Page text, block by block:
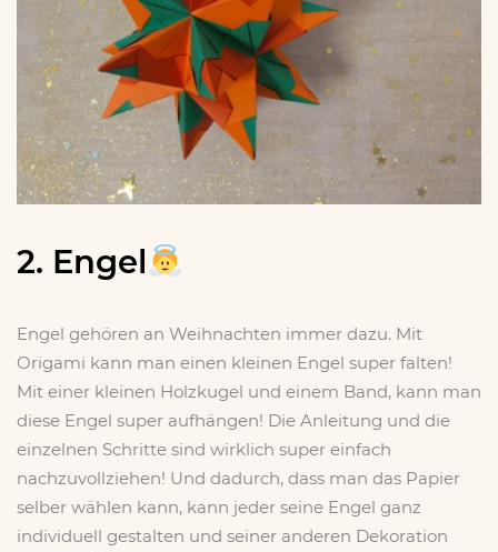
2. Engel
Engel gehören an Weihnachten immer dazu. Mit
Origami kann man einen kleinen Engel super falten!
Mit einer kleinen Holzkugel und einem Band, kann man
diese Engel super aufhängen! Die Anleitung und die
einzelnen Schritte sind wirklich super einfach
nachzuvollziehen! Und dadurch, dass man das Papier
selber wählen kann, kann jeder seine Engel ganz
individuell gestalten und seiner anderen Dekoration